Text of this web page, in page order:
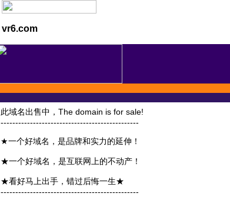
vr6.com
此域名出售中，The domain is for sale!
-----------------------------------------------
★一个好域名，是品牌和实力的延伸！
★一个好域名，是互联网上的不动产！
★看好马上出手，错过后悔一生★
-----------------------------------------------